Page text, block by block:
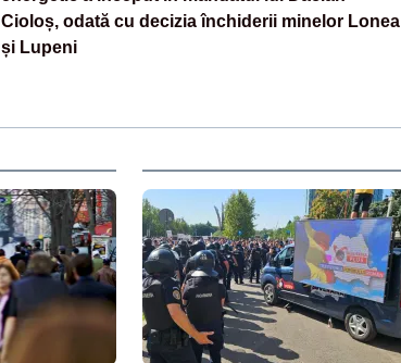
Cioloș, odată cu decizia închiderii minelor Lonea
și Lupeni